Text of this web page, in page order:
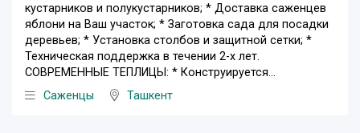
кустарников и полукустарников; * Доставка саженцев
яблони на Ваш участок; * Заготовка сада для посадки
деревьев; * Установка столбов и защитной сетки; *
Техническая поддержка в течении 2-х лет.
СОВРЕМЕННЫЕ ТЕПЛИЦЫ: * Конструируется...
Саженцы
Ташкент